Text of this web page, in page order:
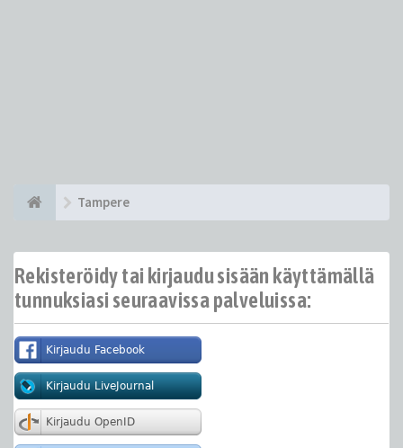
Tampere
Rekisteröidy tai kirjaudu sisään käyttämällä
tunnuksiasi seuraavissa palveluissa: